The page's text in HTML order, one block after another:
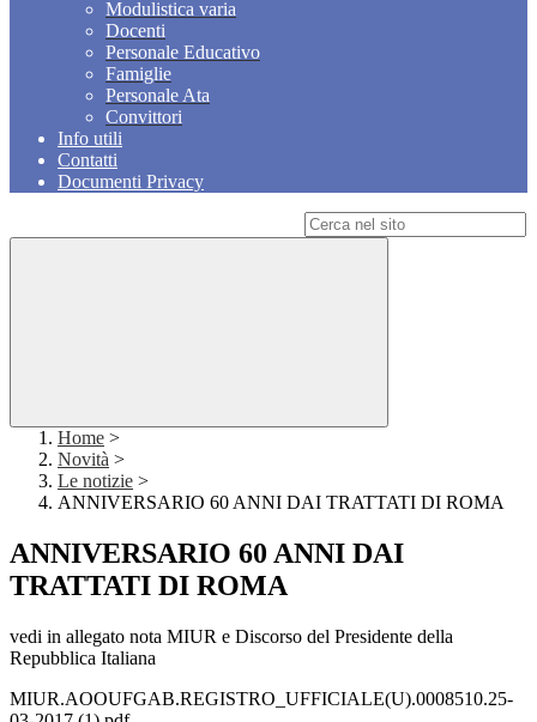
Modulistica varia
Docenti
Personale Educativo
Famiglie
Personale Ata
Convittori
Info utili
Contatti
Documenti Privacy
Home >
Novità >
Le notizie >
ANNIVERSARIO 60 ANNI DAI TRATTATI DI ROMA
ANNIVERSARIO 60 ANNI DAI
TRATTATI DI ROMA
vedi in allegato nota MIUR e Discorso del Presidente della
Repubblica Italiana
MIUR.AOOUFGAB.REGISTRO_UFFICIALE(U).0008510.25-